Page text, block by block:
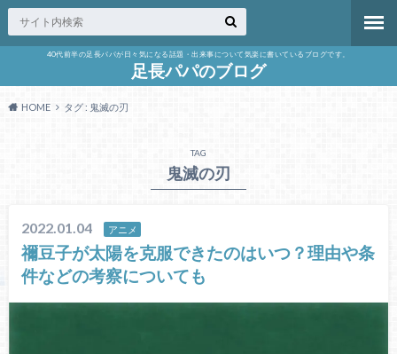
40代前半の足長パパが日々気になる話題・出来事について気楽に書いているブログです。
足長パパのブログ
HOME タグ : 鬼滅の刃
TAG
鬼滅の刃
2022.01.04 アニメ
禰豆子が太陽を克服できたのはいつ？理由や条
件などの考察についても